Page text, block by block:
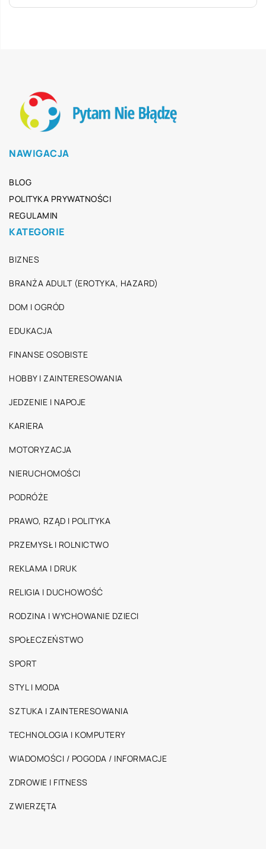
NAWIGACJA
BLOG
POLITYKA PRYWATNOŚCI
REGULAMIN
KATEGORIE
BIZNES
BRANŻA ADULT (EROTYKA, HAZARD)
DOM I OGRÓD
EDUKACJA
FINANSE OSOBISTE
HOBBY I ZAINTERESOWANIA
JEDZENIE I NAPOJE
KARIERA
MOTORYZACJA
NIERUCHOMOŚCI
PODRÓŻE
PRAWO, RZĄD I POLITYKA
PRZEMYSŁ I ROLNICTWO
REKLAMA I DRUK
RELIGIA I DUCHOWOŚĆ
RODZINA I WYCHOWANIE DZIECI
SPOŁECZEŃSTWO
SPORT
STYL I MODA
SZTUKA I ZAINTERESOWANIA
TECHNOLOGIA I KOMPUTERY
WIADOMOŚCI / POGODA / INFORMACJE
ZDROWIE I FITNESS
ZWIERZĘTA